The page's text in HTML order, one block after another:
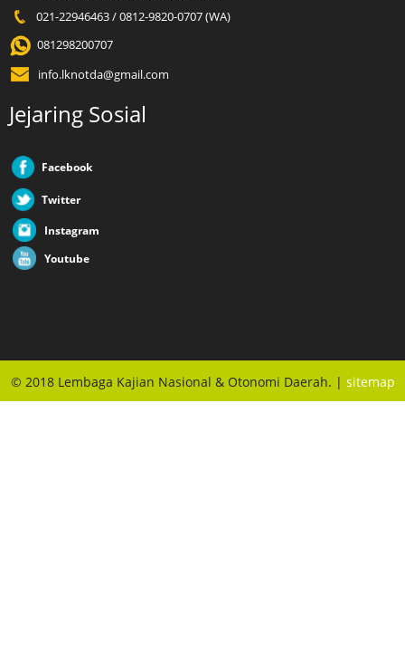
021-22946463 / 0812-9820-0707 (WA)
081298200707
info.lknotda@gmail.com
Jejaring Sosial
Facebook
Twitter
Instagram
Youtube
© 2018 Lembaga Kajian Nasional & Otonomi Daerah. | sitemap